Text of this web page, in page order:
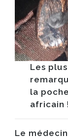
Les
la
africain !
Le